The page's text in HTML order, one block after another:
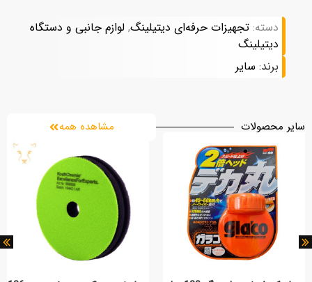
دسته: تجهیزات حرفه‌ای دیتیلینگ, لوازم جانبی و دستگاه‌
دیتیلینگ
برند: سایر
سایر محصولات مشاهده همه